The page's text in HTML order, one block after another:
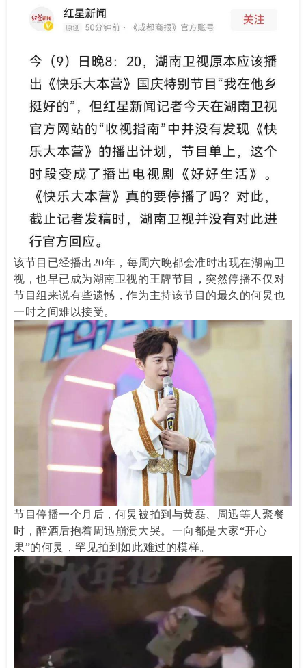
该节目已经播出20年，每周六晚都会准时出现在湖南卫
视，也早已成为湖南卫视的王牌节目，突然停播不仅对
节目组来说有些遗憾，作为主持该节目的最久的何炅也
一时之间难以接受。
节目停播一个月后，何炅被拍到与黄磊、周迅等人聚餐
时，醉酒后抱着周迅崩溃大哭。一向都是大家“开心
果”的何炅，罕见拍到如此难过的模样。